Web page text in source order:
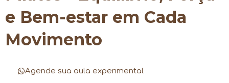
e Bem-estar em Cada
Movimento
Agende sua aula experimental